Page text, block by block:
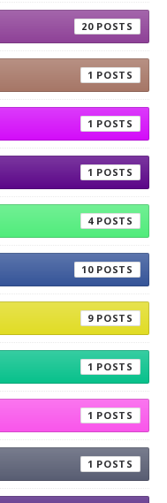
20
1
1
1
4
10
9
1
1
1